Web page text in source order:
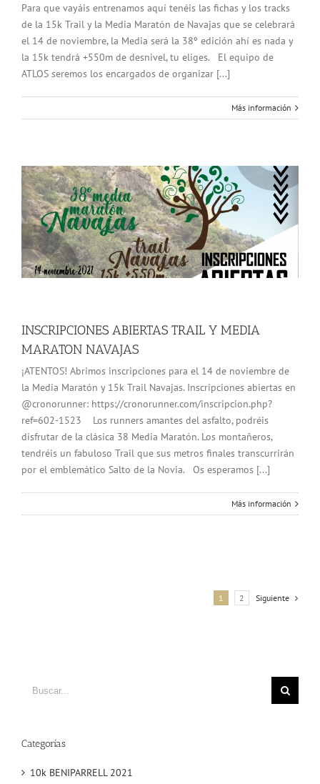
Para que vayáis entrenamos aquí tenéis las fichas y los tracks
de la 15k Trail y la Media Maratón de Navajas que se celebrará
el 14 de noviembre, la Media será la 38º edición ahí es nada y
la 15k tendrá +550m de desnivel, tu eliges. El equipo de
ATLOS seremos los encargados de organizar [...]
Más información
INSCRIPCIONES ABIERTAS TRAIL Y MEDIA
MARATON NAVAJAS
¡ATENTOS! Abrimos inscripciones para el 14 de noviembre de
la Media Maratón y 15k Trail Navajas. Inscripciones abiertas en
@cronorunner: https://cronorunner.com/inscripcion.php?
ref=602-1523 Los runners amantes del asfalto, podréis
disfrutar de la clásica 38 Media Maratón. Los montañeros,
tendréis un fabuloso Trail que sus metros finales transcurrirán
por el emblemático Salto de la Novia. Os esperamos [...]
Más información
1 2 Siguiente
Buscar
Categorías
10k BENIPARRELL 2021